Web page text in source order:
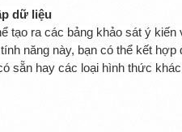
dữ liệu
tạo ra các bảng khảo sát ý
năng này, bạn có thể kết
sẵn hay các loại hình thức